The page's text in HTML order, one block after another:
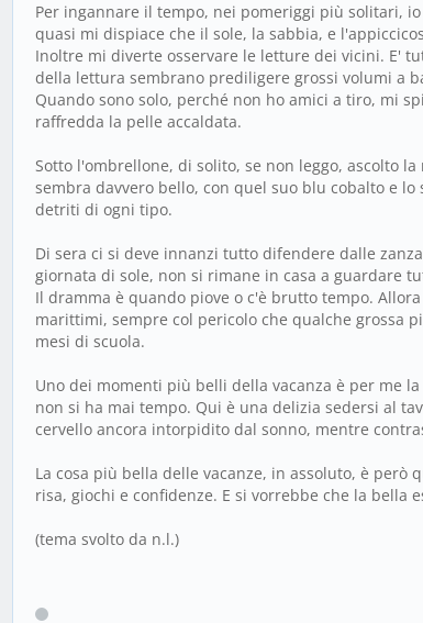
Per ingannare il tempo, nei pomeriggi più solitari,
quasi mi dispiace che il sole, la sabbia, e
Inoltre mi diverte osservare le letture dei vicini. E'
della lettura sembrano prediligere grossi volumi a
Quando sono solo, perché non ho amici a tiro, mi
raffredda la pelle accaldata.
Sotto l'ombrellone, di solito, se non leggo, ascolto
sembra davvero bello, con quel suo blu cobalto e
detriti di ogni tipo.
Di sera ci si deve innanzi tutto difendere dalle
giornata di sole, non si rimane in casa a guardare
Il dramma è quando piove o c'è brutto tempo.
marittimi, sempre col pericolo che qualche grossa
mesi di scuola.
Uno dei momenti più belli della vacanza è per me
non si ha mai tempo. Qui è una delizia sedersi al
cervello ancora intorpidito dal sonno, mentre
La cosa più bella delle vacanze, in assoluto, è
risa, giochi e confidenze. E si vorrebbe che la bella
(tema svolto da n.l.)